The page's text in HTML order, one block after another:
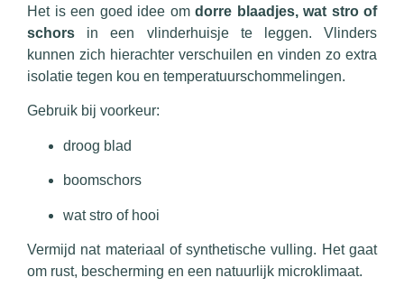
Het is een goed idee om dorre blaadjes, wat stro of
schors in een vlinderhuisje te leggen. Vlinders
kunnen zich hierachter verschuilen en vinden zo extra
isolatie tegen kou en temperatuurschommelingen.
Gebruik bij voorkeur:
droog blad
boomschors
wat stro of hooi
Vermijd nat materiaal of synthetische vulling. Het gaat
om rust, bescherming en een natuurlijk microklimaat.